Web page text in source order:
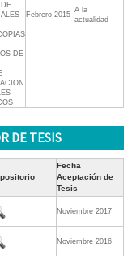
DE
Febrero 2015
A la
actualidad
DE TESIS
Fecha
Aceptación de
Tesis
Noviembre 2017
Noviembre 2016